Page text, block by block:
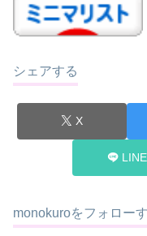
シェアする
X
LINE
monokuroをフォロー